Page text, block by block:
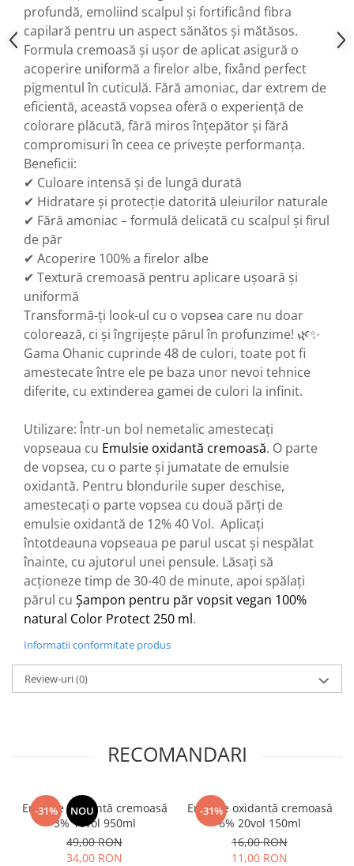
profundă, emoliind scalpul și fortificând fibra
capilară pentru un aspect sănătos și mătăsos.
Formula cremoasă și ușor de aplicat asigură o
acoperire uniformă a firelor albe, fixând perfect
pigmentul în cuticulă. Fără amoniac, dar extrem de
eficientă, această vopsea oferă o experiență de
colorare plăcută, fără miros înțepător și fără
compromisuri în ceea ce privește performanța.
Beneficii:
✔ Culoare intensă și de lungă durată
✔ Hidratare și protecție datorită uleiurilor naturale
✔ Fără amoniac – formulă delicată cu scalpul și firul
de păr
✔ Acoperire 100% a firelor albe
✔ Textură cremoasă pentru aplicare ușoară și
uniformă
Transformă-ți look-ul cu o vopsea care nu doar
colorează, ci și îngrijește părul în profunzime! 🌿✨
Gama Ohanic cuprinde 48 de culori, toate pot fi
amestecate între ele pe baza unor nevoi tehnice
diferite, cu extinderea gamei de culori la infinit.
Utilizare: Într-un bol nemetalic amestecați
vopseaua cu Emulsie oxidantă cremoasă. O parte
de vopsea, cu o parte și jumatate de emulsie
oxidantă. Pentru blondurile super deschise,
amestecați o parte vopsea cu două părți de
emulsie oxidantă de 12% 40 Vol. Aplicați
întotdeauna vopseaua pe parul uscat și nespălat
înainte, cu ajutorul unei pensule. Lăsați să
acționeze timp de 30-40 de minute, apoi spălați
părul cu Șampon pentru păr vopsit vegan 100%
natural Color Protect 250 ml.
Informatii conformitate produs
Review-uri(0)
RECOMANDARI
-31% NOU
Emulsie oxidantă cremoasă
3% 10vol 950ml
49,00 RON
34,00 RON
-31%
Emulsie oxidantă cremoasă
6% 20vol 150ml
16,00 RON
11,00 RON